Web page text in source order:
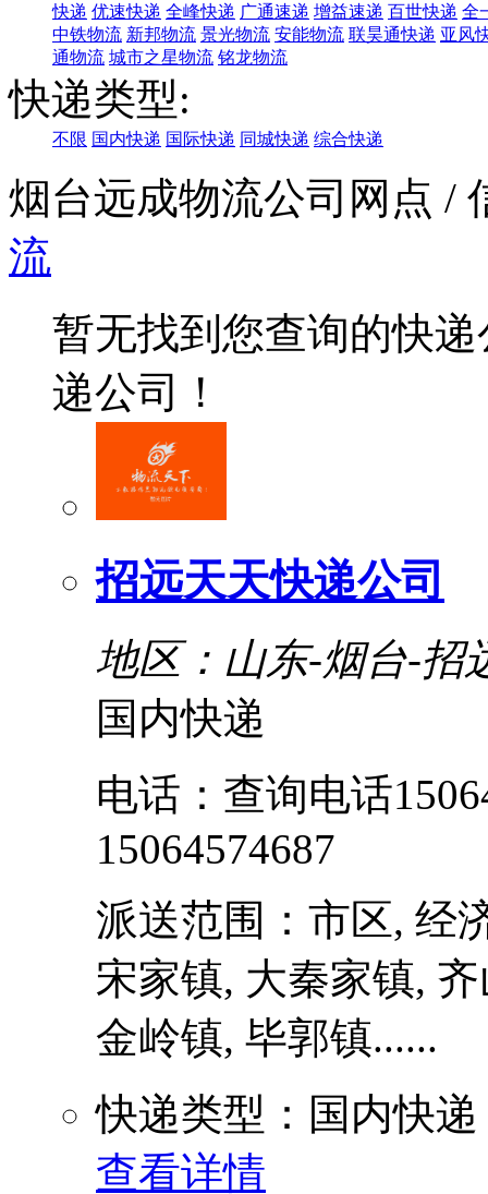
快递 优速快递 全峰快递 广通速递 增益速递 百世快递 全
中铁物流 新邦物流 景光物流 安能物流 联昊通快递 亚风
通物流 城市之星物流 铭龙物流
快递类型:
不限 国内快递 国际快递 同城快递 综合快递
烟台远成物流公司网点 /
流
暂无找到您查询的快
递公司！
招远天天快递公司
地区：山东-烟台-招
国内快递
电话：查询电话
15064574687
派送范围：市区, 经
宋家镇, 大秦家镇,
金岭镇, 毕郭镇......
快递类型：国内快递
查看详情